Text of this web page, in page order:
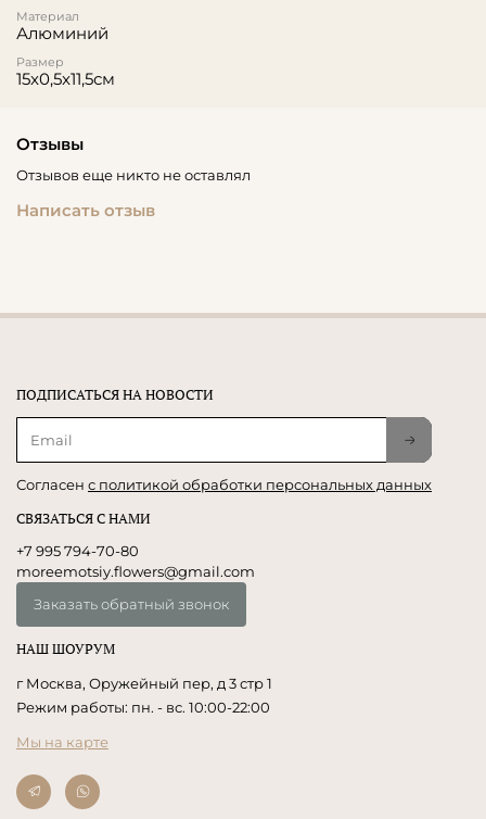
Материал
Алюминий
Размер
15x0,5x11,5см
Отзывы
Отзывов еще никто не оставлял
Написать отзыв
ПОДПИСАТЬСЯ НА НОВОСТИ
Согласен с политикой обработки персональных данных
СВЯЗАТЬСЯ С НАМИ
+7 995 794-70-80
moreemotsiy.flowers@gmail.com
Заказать обратный звонок
НАШ ШОУРУМ
г Москва, Оружейный пер, д 3 стр 1
Режим работы: пн. - вс. 10:00-22:00
Мы на карте